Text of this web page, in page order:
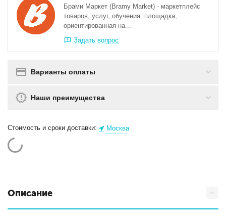
Брами Маркет (Bramy Market) - маркетплейс
товаров, услуг, обучения: площадка,
ориентированная на...
Задать вопрос
Варианты оплаты
Наши преимущества
Стоимость и сроки доставки: Москва
Описание